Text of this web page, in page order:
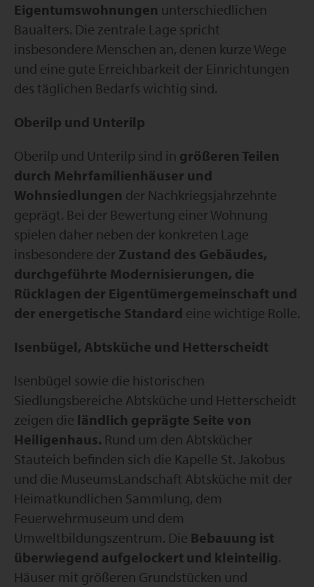
Eigentumswohnungen unterschiedlichen
Baualters. Die zentrale Lage spricht
insbesondere Menschen an, denen kurze Wege
und eine gute Erreichbarkeit der Einrichtungen
des täglichen Bedarfs wichtig sind.
Oberilp und Unterilp
Oberilp und Unterilp sind in größeren Teilen
durch Mehrfamilienhäuser und
Wohnsiedlungen der Nachkriegsjahrzehnte
geprägt. Bei der Bewertung einer Wohnung
spielen daher neben der konkreten Lage
insbesondere der Zustand des Gebäudes,
durchgeführte Modernisierungen, die
Rücklagen der Eigentümergemeinschaft und
der energetische Standard eine wichtige Rolle.
Isenbügel, Abtsküche und Hetterscheidt
Isenbügel sowie die historischen
Siedlungsbereiche Abtsküche und Hetterscheidt
zeigen die ländlich geprägte Seite von
Heiligenhaus. Rund um den Abtskücher
Stauteich befinden sich die Kapelle St. Jakobus
und die MuseumsLandschaft Abtsküche mit der
Heimatkundlichen Sammlung, dem
Feuerwehrmuseum und dem
Umweltbildungszentrum. Die Bebauung ist
überwiegend aufgelockert und kleinteilig.
Häuser mit größeren Grundstücken und